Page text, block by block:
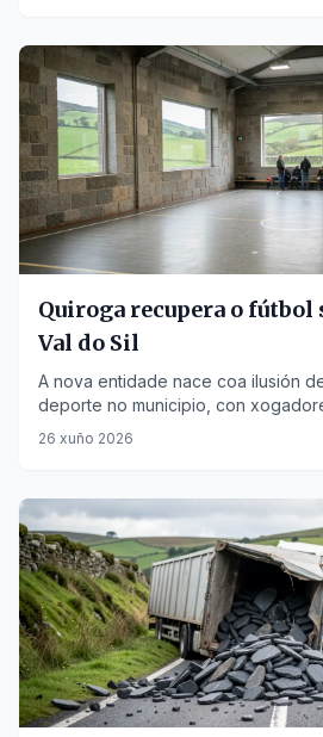
Quiroga recupera o fútbol
Val do Sil
A nova entidade nace coa ilusión
deporte no municipio, con
base importante do anterior club.
26 xuño 2026